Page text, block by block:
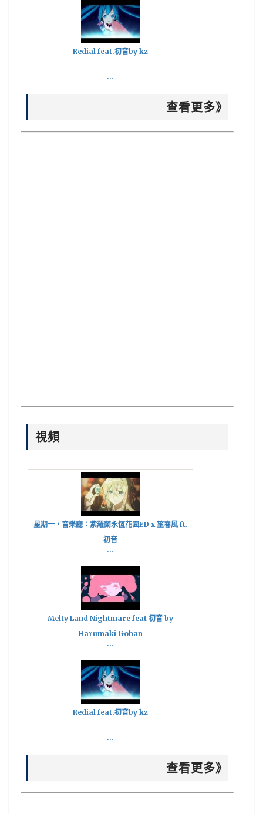
Redial feat.初音by kz
...
查看更多》
視頻
星期一，音樂廳：紫羅蘭永恆花園ED x 望春風 ft.
初音
...
Melty Land Nightmare feat 初音 by
Harumaki Gohan
...
Redial feat.初音by kz
...
查看更多》